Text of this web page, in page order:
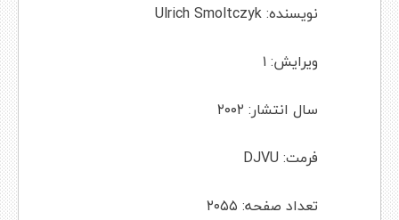
نویسنده: Ulrich Smoltczyk
ویرایش: ۱
سال انتشار: ۲۰۰۲
فرمت: DJVU
تعداد صفحه: ۲۰۵۵